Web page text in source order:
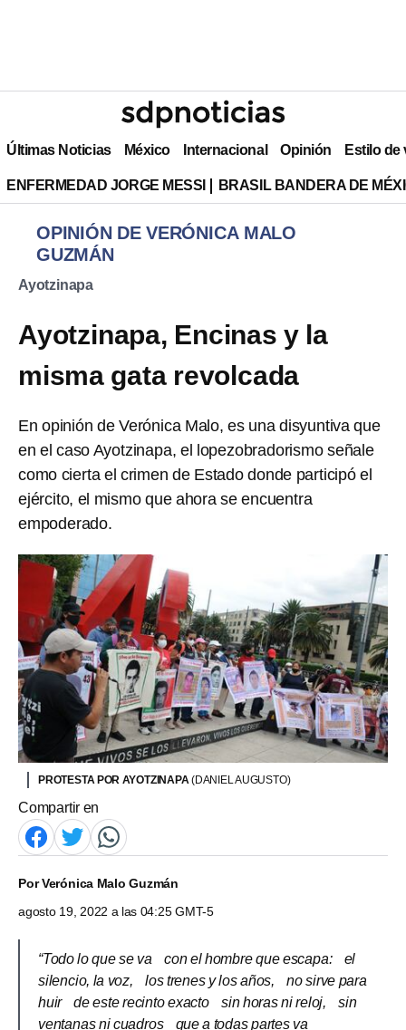
Últimas Noticias México Internacional Opinión Estilo de
ENFERMEDAD JORGE MESSI BRASIL BANDERA DE
OPINIÓN DE VERÓNICA MALO
GUZMÁN
Ayotzinapa
Ayotzinapa, Encinas y la
misma gata revolcada
En opinión de Verónica Malo, es una disyuntiva que
en el caso Ayotzinapa, el lopezobradorismo señale
como cierta el crimen de Estado donde participó el
ejército, el mismo que ahora se encuentra
empoderado.
PROTESTA POR AYOTZINAPA(DANIEL AUGUSTO)
Compartir en
PorVerónica Malo Guzmán
agosto 19, 2022 a las 04:25 GMT-5
“Todo lo que se va con el hombre que escapa: el
silencio, la voz, los trenes y los años, no sirve para
huir de este recinto exacto sin horas ni reloj, sin
ventanas ni cuadros que a todas partes va